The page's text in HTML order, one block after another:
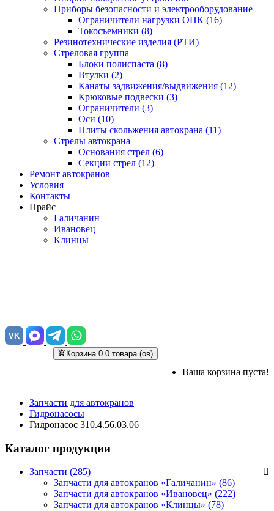
Приборы безопасности и электрооборудование
Ограничители нагрузки ОНК (16)
Токосъемники (8)
Резинотехнические изделия (РТИ)
Стреловая группа
Блоки полиспаста (8)
Втулки (2)
Канаты задвижения/выдвижения (12)
Крюковые подвески (3)
Ограничители (3)
Оси (10)
Плиты скольжения автокрана (11)
Стрелы автокрана
Основания стрел (6)
Секции стрел (12)
Ремонт автокранов
Условия
Контакты
Прайс
Галичанин
Ивановец
Клинцы
VK
Корзина 0 0 товара (ов)
Ваша корзина пуста!
Запчасти для автокранов
Гидронасосы
Гидронасос 310.4.56.03.06
Каталог продукции
Запчасти (285)
Запчасти для автокранов «Галичанин» (86)
Запчасти для автокранов «Ивановец» (222)
Запчасти для автокранов «Клинцы» (78)